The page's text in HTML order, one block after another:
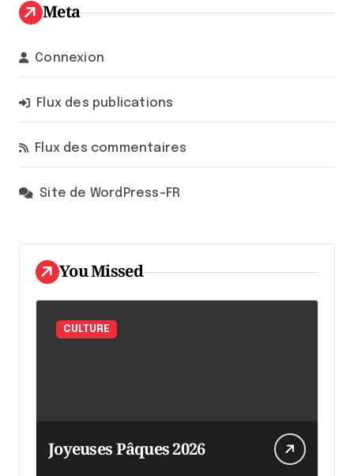
Meta
Connexion
Flux des publications
Flux des commentaires
Site de WordPress-FR
You Missed
CULTURE
Joyeuses Pâques 2026